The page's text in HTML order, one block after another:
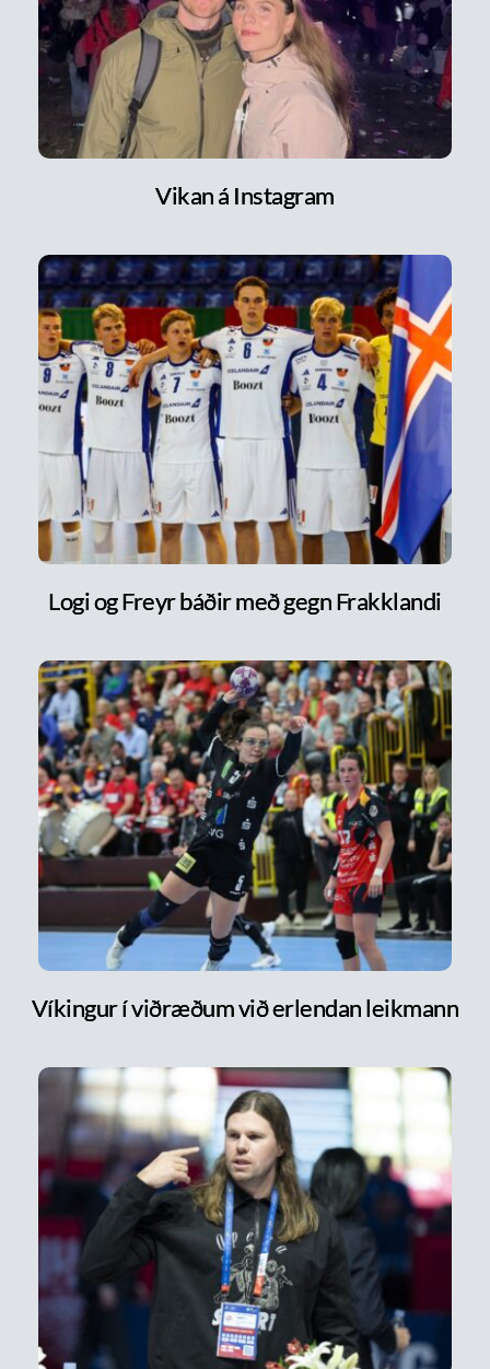
Vikan á Instagram
Logi og Freyr báðir með gegn Frakklandi
Víkingur í viðræðum við erlendan leikmann